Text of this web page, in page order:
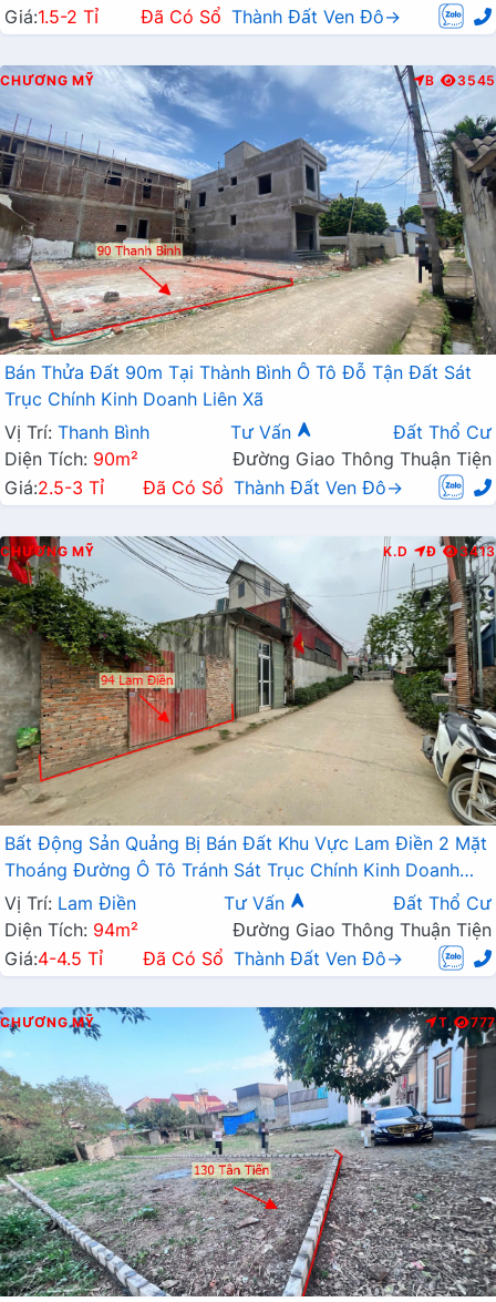
Giá:1.5-2 Tỉ Đã Có Sổ Thành Đất Ven Đô→
CHƯƠNG MỸ B 3545
Bán Thửa Đất 90m Tại Thành Bình Ô Tô Đỗ Tận Đất Sát
Trục Chính Kinh Doanh Liên Xã
Vị Trí: Thanh Bình Tư Vấn
Đất Thổ Cư
Diện Tích: 90m²
Đường Giao Thông Thuận Tiện
Giá:2.5-3 Tỉ Đã Có Sổ Thành Đất Ven Đô→
CHƯƠNG MỸ K.D Đ 3413
Bất Động Sản Quảng Bị Bán Đất Khu Vực Lam Điền 2 Mặt
Thoáng Đường Ô Tô Tránh Sát Trục Chính Kinh Doanh
Liên Xã
Vị Trí: Lam Điền Tư Vấn
Đất Thổ Cư
Diện Tích: 94m²
Đường Giao Thông Thuận Tiện
Giá:4-4.5 Tỉ Đã Có Sổ Thành Đất Ven Đô→
CHƯƠNG MỸ T 777